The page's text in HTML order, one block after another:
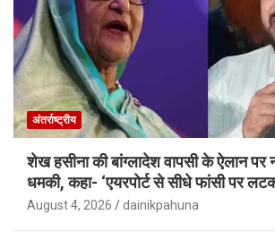
अंतर्राष्ट्रीय
शेख हसीना की बांग्लादेश वापसी के ऐलान पर
धमकी, कहा- ‘एयरपोर्ट से सीधे फांसी पर
August 4, 2026 dainikpahuna